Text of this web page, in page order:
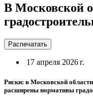
В Московской
Распечатать
17 апреля 2026 г.
Риски: в Московской
расширены нормативы